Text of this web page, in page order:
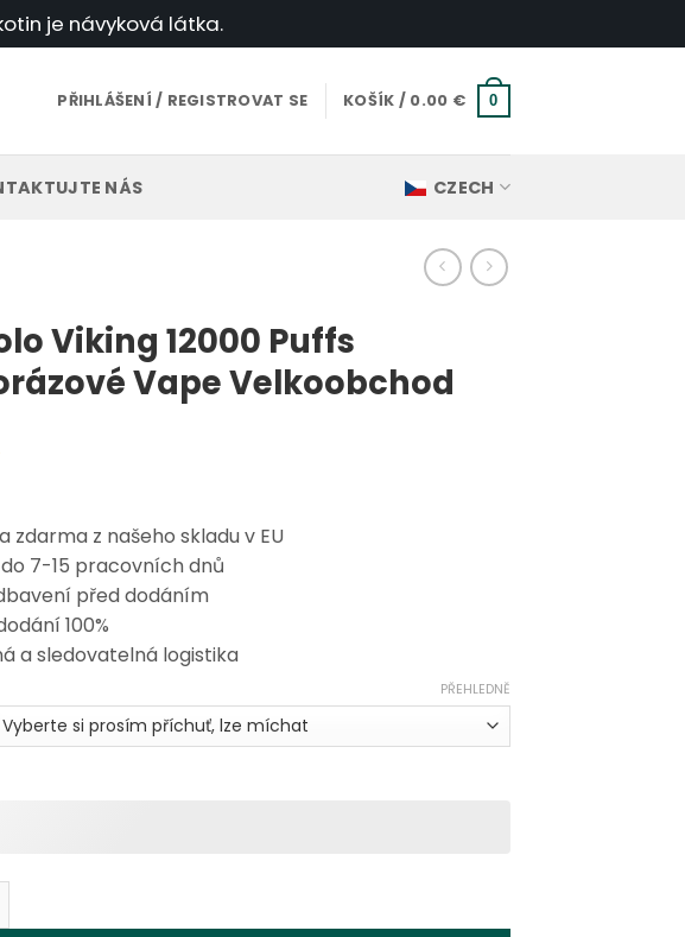
je návyková látka.
PŘIHLÁŠENÍ / REGISTROVAT SE KOŠÍK / 0.00 € 0
NÁS CZECH
Viking 12000 Puffs
Vape Velkoobchod
zdarma z našeho skladu v EU
7-15 pracovních dnů
před dodáním
100%
a sledovatelná logistika
PŘEHLEDNĚ
12000 Puffs Disposable Vape Wholesale množství